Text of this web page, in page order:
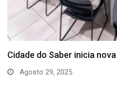
Prefeitura e Senai
levar…